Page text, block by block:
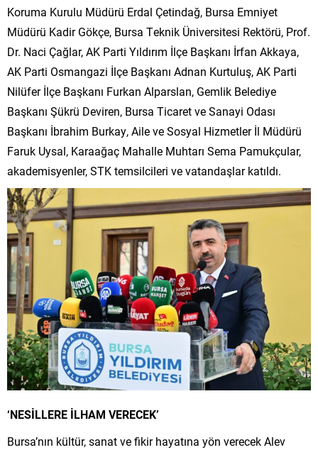
Koruma Kurulu Müdürü Erdal Çetindağ, Bursa Emniyet
Müdürü Kadir Gökçe, Bursa Teknik Üniversitesi Rektörü, Prof.
Dr. Naci Çağlar, AK Parti Yıldırım İlçe Başkanı İrfan Akkaya,
AK Parti Osmangazi İlçe Başkanı Adnan Kurtuluş, AK Parti
Nilüfer İlçe Başkanı Furkan Alparslan, Gemlik Belediye
Başkanı Şükrü Deviren, Bursa Ticaret ve Sanayi Odası
Başkanı İbrahim Burkay, Aile ve Sosyal Hizmetler İl Müdürü
Faruk Uysal, Karaağaç Mahalle Muhtarı Sema Pamukçular,
akademisyenler, STK temsilcileri ve vatandaşlar katıldı.
‘NESİLLERE İLHAM VERECEK’
Bursa’nın kültür, sanat ve fikir hayatına yön verecek Alev